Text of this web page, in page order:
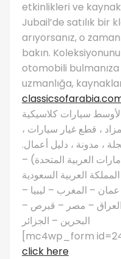
etkinlikleri ve
Jubail’de satılık bir
arıyorsanız, o
bakın.
otomobili
uzmanlığa,
سيارات كلاسيكية
، قطع غيار سيارات ،
، مدونة ، دليل أعمال.
العربية المتحدة) –
العربية السعودية
– المغرب – ليبيا –
العراق – مصر – قبرص –
البحرين – الجزائر
[mc4wp_form
click here